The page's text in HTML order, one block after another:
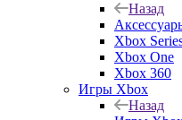
Назад
Xbox
Xbox One
Xbox 360
Игры Xbox
Назад